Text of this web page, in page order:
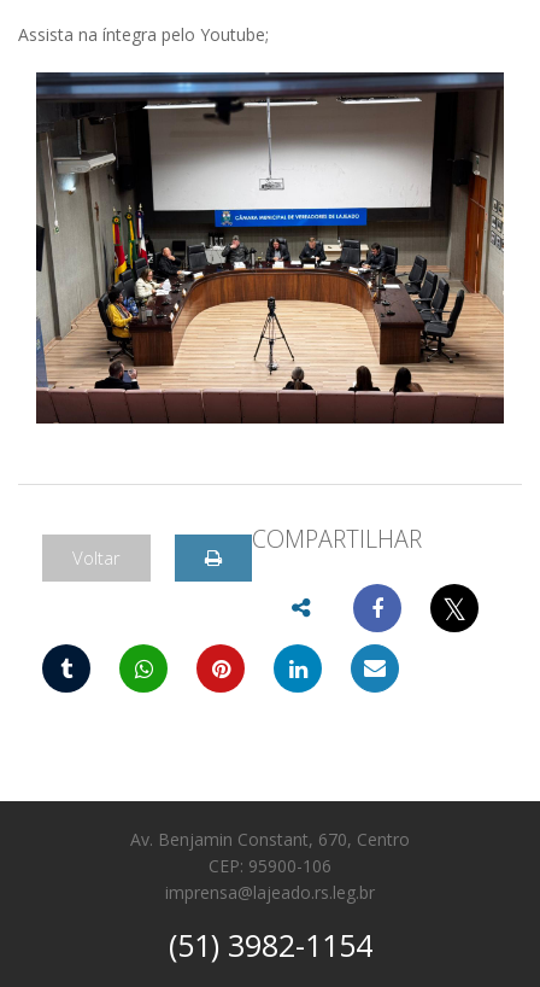
Assista na íntegra pelo Youtube;
Voltar
COMPARTILHAR
𝕏
Av. Benjamin Constant, 670, Centro
CEP: 95900-106
imprensa@lajeado.rs.leg.br
(51) 3982-1154